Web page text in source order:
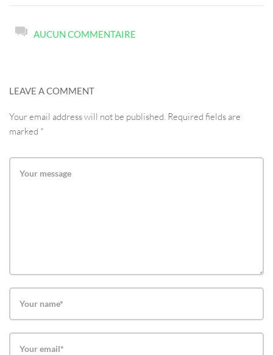
AUCUN COMMENTAIRE
LEAVE A COMMENT
Your email address will not be published. Required fields are
marked *